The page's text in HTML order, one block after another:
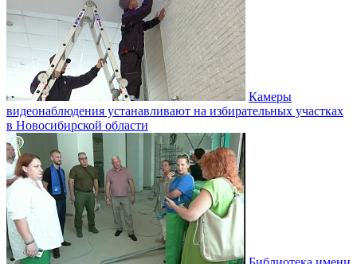
Камеры
видеонаблюдения устанавливают на избирательных участках
в Новосибирской области